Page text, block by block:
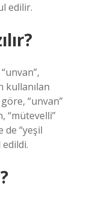
edilir.
kullanılan
“unvan”
“mütevelli”
de “yeşil